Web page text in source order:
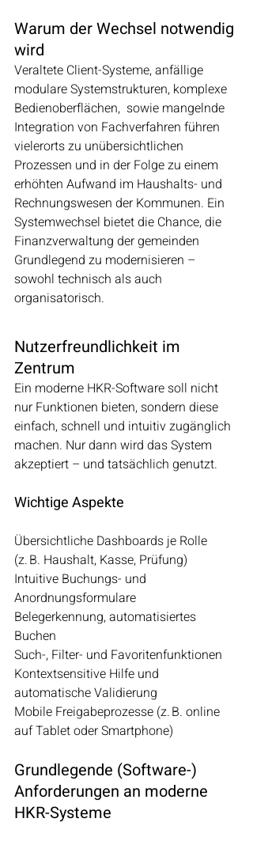
Warum der Wechsel notwendig
wird
Veraltete Client-Systeme, anfällige
modulare Systemstrukturen, komplexe
Bedienoberflächen,  sowie mangelnde
Integration von Fachverfahren führen
vielerorts zu unübersichtlichen
Prozessen und in der Folge zu einem
erhöhten Aufwand im Haushalts- und
Rechnungswesen der Kommunen. Ein
Systemwechsel bietet die Chance, die
Finanzverwaltung der gemeinden
Grundlegend zu modernisieren –
sowohl technisch als auch
organisatorisch.
Nutzerfreundlichkeit im
Zentrum
Ein moderne HKR-Software soll nicht
nur Funktionen bieten, sondern diese
einfach, schnell und intuitiv zugänglich
machen. Nur dann wird das System
akzeptiert – und tatsächlich genutzt.
Wichtige Aspekte
Übersichtliche Dashboards je Rolle
(z. B. Haushalt, Kasse, Prüfung)
Intuitive Buchungs- und
Anordnungsformulare
Belegerkennung, automatisiertes
Buchen
Such-, Filter- und Favoritenfunktionen
Kontextsensitive Hilfe und
automatische Validierung
Mobile Freigabeprozesse (z. B. online
auf Tablet oder Smartphone)
Grundlegende (Software-)
Anforderungen an moderne
HKR-Systeme